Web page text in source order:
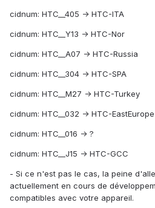
cidnum: HTC__405 -> HTC-ITA
cidnum: HTC__Y13 -> HTC-Nor
cidnum: HTC__A07 -> HTC-Russia
cidnum: HTC__304 -> HTC-SPA
cidnum: HTC__M27 -> HTC-Turkey
cidnum: HTC__032 -> HTC-EastEurope
cidnum: HTC__016 -> ?
cidnum: HTC__J15 -> HTC-GCC
- Si ce n'est pas le cas, la peine
actuellement en cours de
compatibles avec votre appareil.